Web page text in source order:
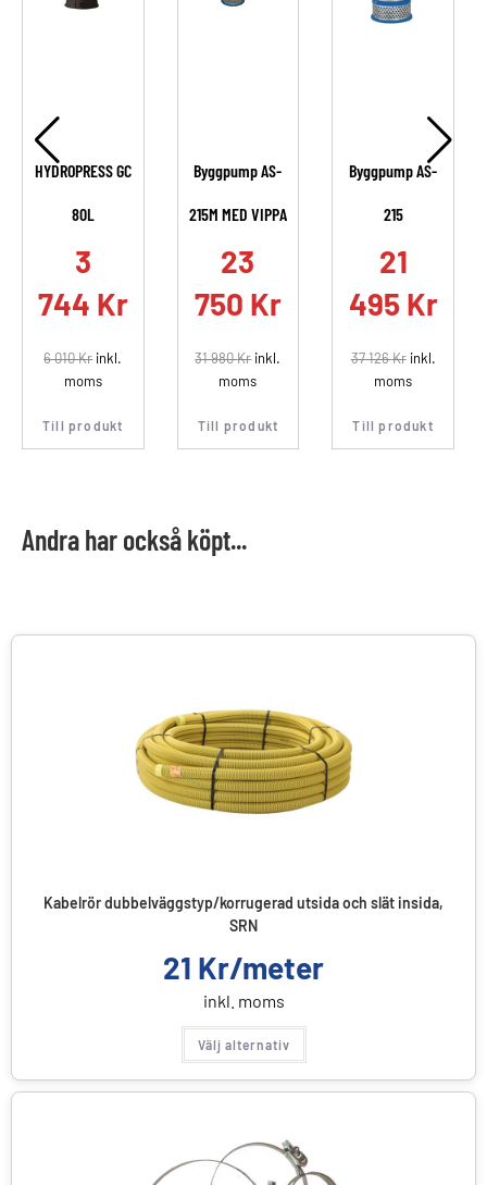
HYDROPRESS GC
80L
3
744 Kr
6 010Krinkl.
moms
Till produkt
Byggpump AS-
215M MED VIPPA
23
750 Kr
31 980Krinkl.
moms
Till produkt
Byggpump AS-
215
21
495 Kr
37 126Krinkl.
moms
Till produkt
Andra har också köpt...
Kabelrör dubbelväggstyp/korrugerad utsida och slät insida,
SRN
21 Kr/meter
inkl. moms
Välj alternativ